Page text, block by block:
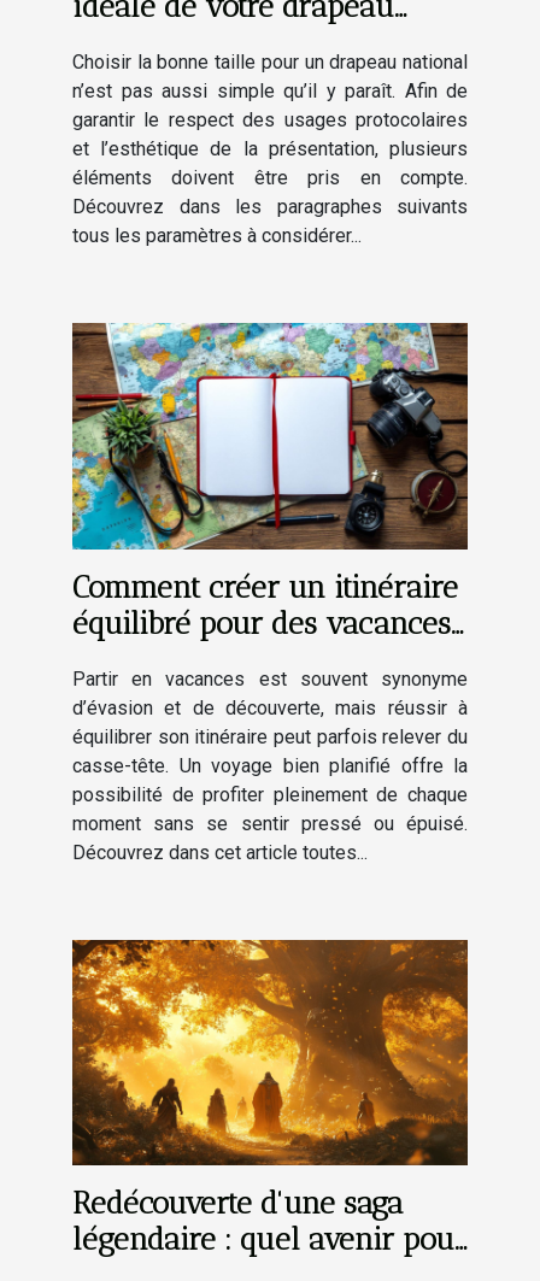
Choisir la bonne taille pour un drapeau national
n’est pas aussi simple qu’il y paraît. Afin de
garantir le respect des usages protocolaires
et l’esthétique de la présentation, plusieurs
éléments doivent être pris en compte.
Découvrez dans les paragraphes suivants
tous les paramètres à considérer...
Comment créer un itinéraire
équilibré pour des vacances
Partir en vacances est souvent synonyme
d’évasion et de découverte, mais réussir à
équilibrer son itinéraire peut parfois relever du
casse-tête. Un voyage bien planifié offre la
possibilité de profiter pleinement de chaque
moment sans se sentir pressé ou épuisé.
Découvrez dans cet article toutes...
Redécouverte d'une saga
légendaire : quel avenir pour